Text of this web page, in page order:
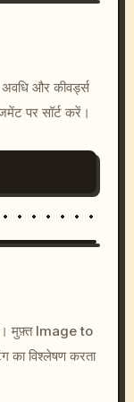
और कीवर्ड्स
पर सॉर्ट करें।
sunset, neon
--v 6.0
मुफ़्त Image to
का विश्लेषण करता